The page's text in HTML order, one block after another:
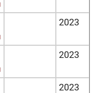
2023
2023
2023